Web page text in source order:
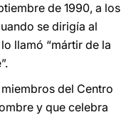
de 1990, a los
se dirigía al
llamó “mártir de la
del Centro
y que celebra